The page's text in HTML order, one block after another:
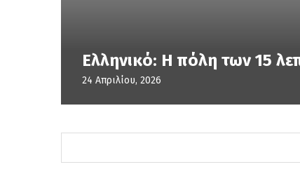
Ελληνικό: Η πόλη των 15
24 Απριλίου, 2026